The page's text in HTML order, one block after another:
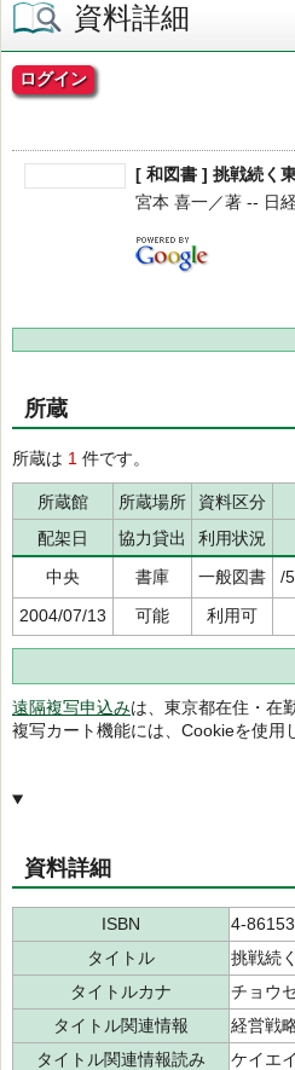
資料詳細
ログイン
[ 和図書 ] 挑戦続く
宮本 喜一／著 -- 日
所蔵
所蔵は 1 件です。
所蔵館 所蔵場所 資料区分
配架日
協力貸出 利用状況
中央
書庫 一般図書 /
2004/07/13
可能 利用可
遠隔複写申込みは、東京都在住・在
複写カート機能には、Cookieを使用
資料詳細
ISBN
4-
タイトル
挑戦続
タイトルカナ
チョウ
タイトル関連情報
経営戦
タイトル関連情報読み
ケイエ